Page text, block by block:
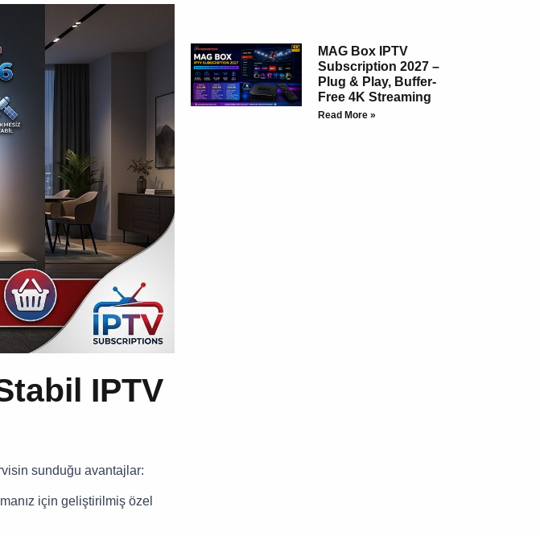
IPTV
sunduğu avantajlar:
için geliştirilmiş özel
MAG Box IPTV
Subscription 2027 –
Plug & Play, Buffer-
Free 4K Streaming
Read More »